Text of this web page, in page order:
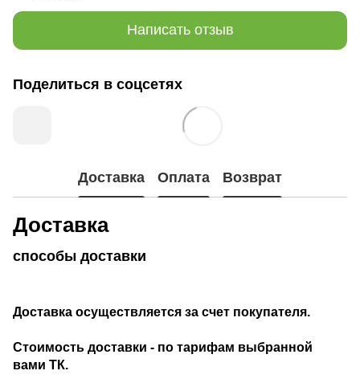
Написать отзыв
Поделиться в соцсетях
Доставка Оплата Возврат
Доставка
способы доставки
Доставка осуществляется за счет покупателя.
Стоимость доставки - по тарифам выбранной
вами ТК.